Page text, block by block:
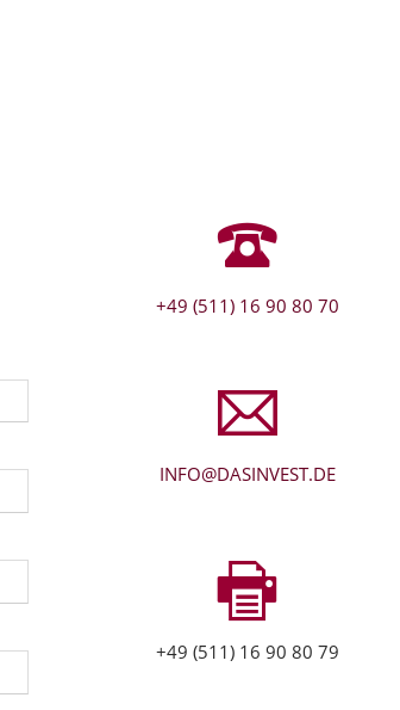
+49 (511) 16 90 80 70
INFO@DASINVEST.DE
+49 (511) 16 90 80 79